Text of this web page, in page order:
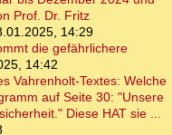
Prof. Dr. Fritz
14:29
die gefährlichere
14:42
Vahrenholt-Textes: Welche
auf Seite 30: "Unsere
Diese HAT sie ...